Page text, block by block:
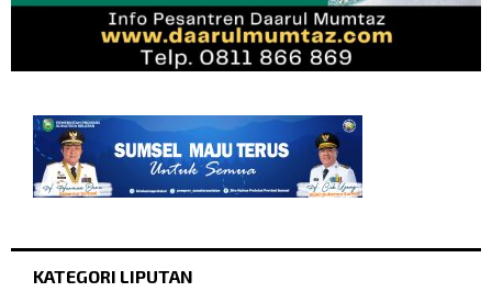
KATEGORI LIPUTAN